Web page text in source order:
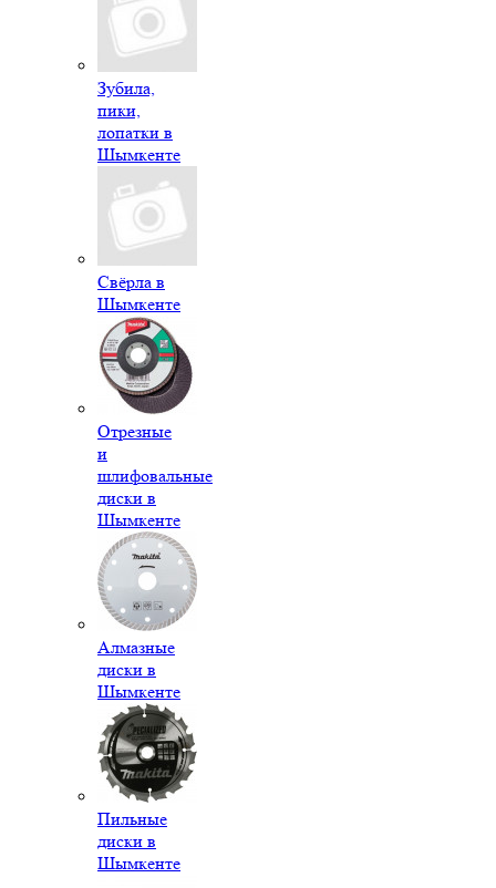
Зубила,
пики,
лопатки в
Шымкенте
Свёрла в
Шымкенте
Отрезные
и
шлифовальные
диски в
Шымкенте
Алмазные
диски в
Шымкенте
Пильные
диски в
Шымкенте